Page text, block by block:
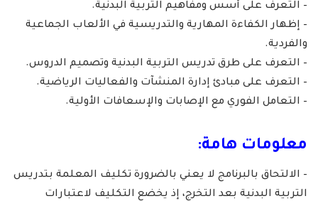
– التعرف على أسس ومفاهيم التربية البدنية.
– إظهار الكفاءة المهارية والتدريسية في الألعاب الجماعية
والفردية.
– التعرف على طرق تدريس التربية البدنية وتصميم الدروس.
– التعرف على مبادئ إدارة المنشآت والفعاليات الرياضية.
– التعامل الفوري مع الإصابات والإسعافات الأولية.
معلومات هامة:
– الالتحاق بالبرنامج لا يعني بالضرورة تكليف المعلمة بتدريس
التربية البدنية بعد التخرج، إذ يخضع التكليف لاعتبارات